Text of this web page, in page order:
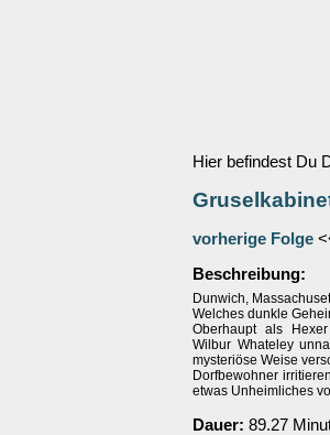
Hier befindest Du
vorherige Folge
Beschreibung:
Dunwich,
Welches dunkle
Oberhaupt als
Wilbur Whateley
mysteriöse Weise
Dorfbewohner
etwas Unheimliches
Dauer: 89.27